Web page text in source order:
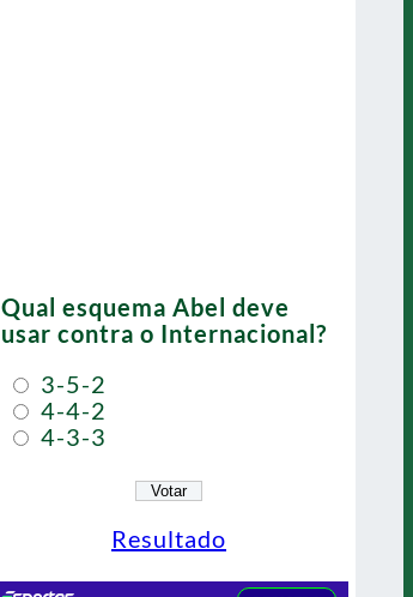
Qual esquema Abel deve
usar contra o Internacional?
3-5-2
4-4-2
4-3-3
Resultado